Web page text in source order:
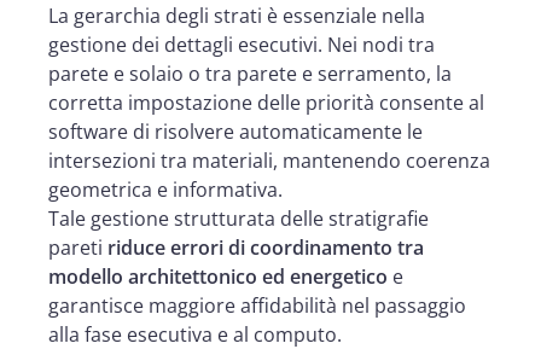
La gerarchia degli strati è essenziale nella
gestione dei dettagli esecutivi. Nei nodi tra
parete e solaio o tra parete e serramento, la
corretta impostazione delle priorità consente al
software di risolvere automaticamente le
intersezioni tra materiali, mantenendo coerenza
geometrica e informativa.
Tale gestione strutturata delle stratigrafie
pareti riduce errori di coordinamento tra
modello architettonico ed energetico e
garantisce maggiore affidabilità nel passaggio
alla fase esecutiva e al computo.